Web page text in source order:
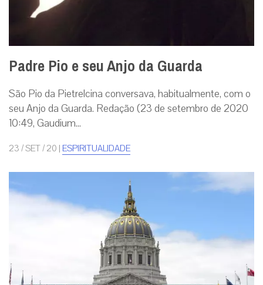
Padre Pio e seu Anjo da Guarda
São Pio da Pietrelcina conversava, habitualmente, com o
seu Anjo da Guarda. Redação (23 de setembro de 2020
10:49, Gaudium...
23 / SET / 20 | ESPIRITUALIDADE